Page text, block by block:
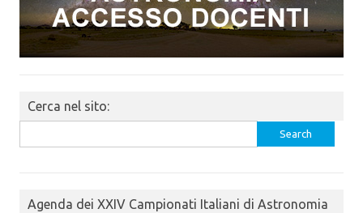
Cerca nel sito:
for:
Agenda dei XXIV Campionati Italiani di Astronomia